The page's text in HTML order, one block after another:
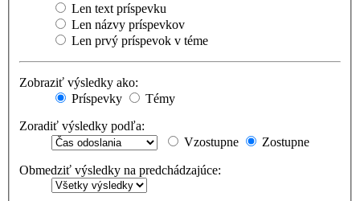
Len text príspevku
Len názvy príspevkov
Len prvý príspevok v téme
Zobraziť výsledky ako:
Príspevky
Témy
Zoradiť výsledky podľa:
Vzostupne
Zostupne
Obmedziť výsledky na predchádzajúce: